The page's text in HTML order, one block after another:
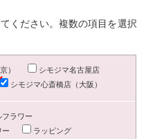
ください。複数の項目を選択
）
シモジマ名古屋店
シモジマ心斎橋店（大阪）
フラワー
ー
ラッピング